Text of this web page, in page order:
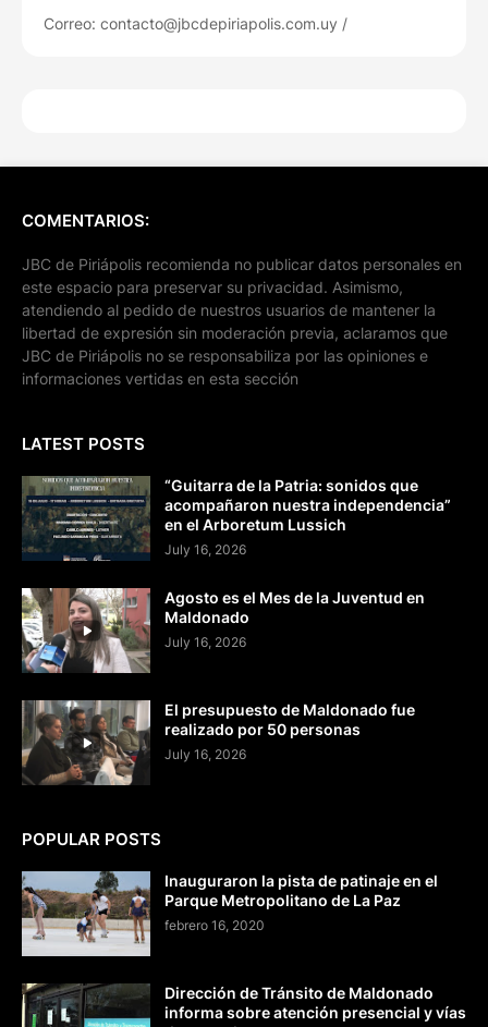
Correo: contacto@jbcdepiriapolis.com.uy /
COMENTARIOS:
JBC de Piriápolis recomienda no publicar datos personales en
este espacio para preservar su privacidad. Asimismo,
atendiendo al pedido de nuestros usuarios de mantener la
libertad de expresión sin moderación previa, aclaramos que
JBC de Piriápolis no se responsabiliza por las opiniones e
informaciones vertidas en esta sección
LATEST POSTS
“Guitarra de la Patria: sonidos que
acompañaron nuestra independencia”
en el Arboretum Lussich
July 16, 2026
Agosto es el Mes de la Juventud en
Maldonado
July 16, 2026
El presupuesto de Maldonado fue
realizado por 50 personas
July 16, 2026
POPULAR POSTS
Inauguraron la pista de patinaje en el
Parque Metropolitano de La Paz
febrero 16, 2020
Dirección de Tránsito de Maldonado
informa sobre atención presencial y vías